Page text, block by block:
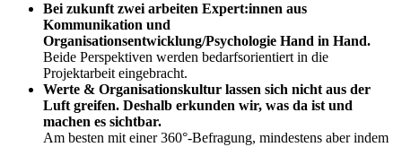
Bei zukunft zwei arbeiten Expert:innen aus
Kommunikation und
Organisationsentwicklung/Psychologie Hand in Hand.
Beide Perspektiven werden bedarfsorientiert in die
Projektarbeit eingebracht.
Werte & Organisationskultur lassen sich nicht aus der
Luft greifen. Deshalb erkunden wir, was da ist und
machen es sichtbar.
Am besten mit einer 360°-Befragung, mindestens aber indem